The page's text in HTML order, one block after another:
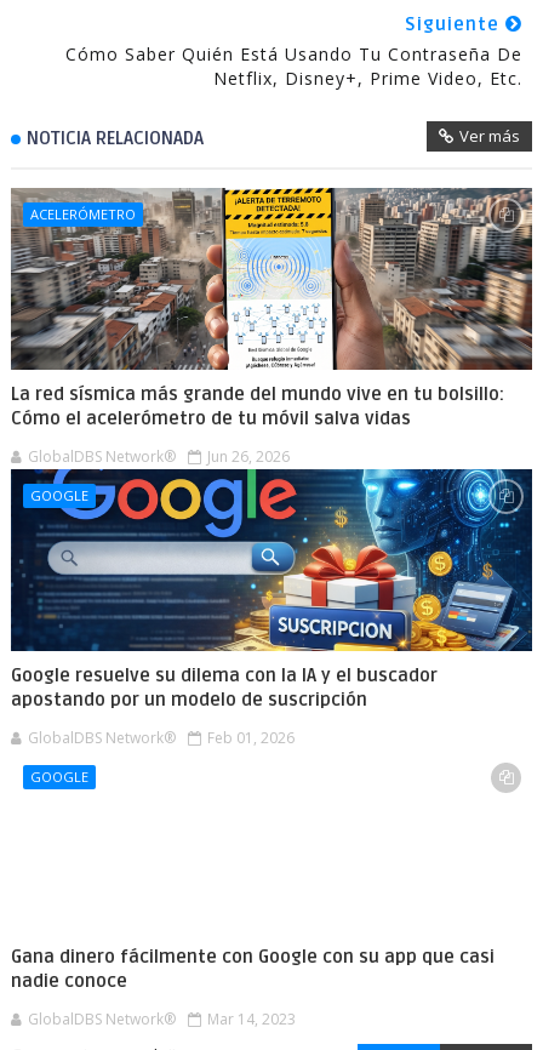
Siguiente
Cómo Saber Quién Está Usando Tu Contraseña De
Netflix, Disney+, Prime Video, Etc.
NOTICIA RELACIONADA Ver más
ACELERÓMETRO
La red sísmica más grande del mundo vive en tu bolsillo:
Cómo el acelerómetro de tu móvil salva vidas
GlobalDBS Network® Jun 26, 2026
GOOGLE
Google resuelve su dilema con la IA y el buscador
apostando por un modelo de suscripción
GlobalDBS Network® Feb 01, 2026
GOOGLE
Gana dinero fácilmente con Google con su app que casi
nadie conoce
GlobalDBS Network® Mar 14, 2023